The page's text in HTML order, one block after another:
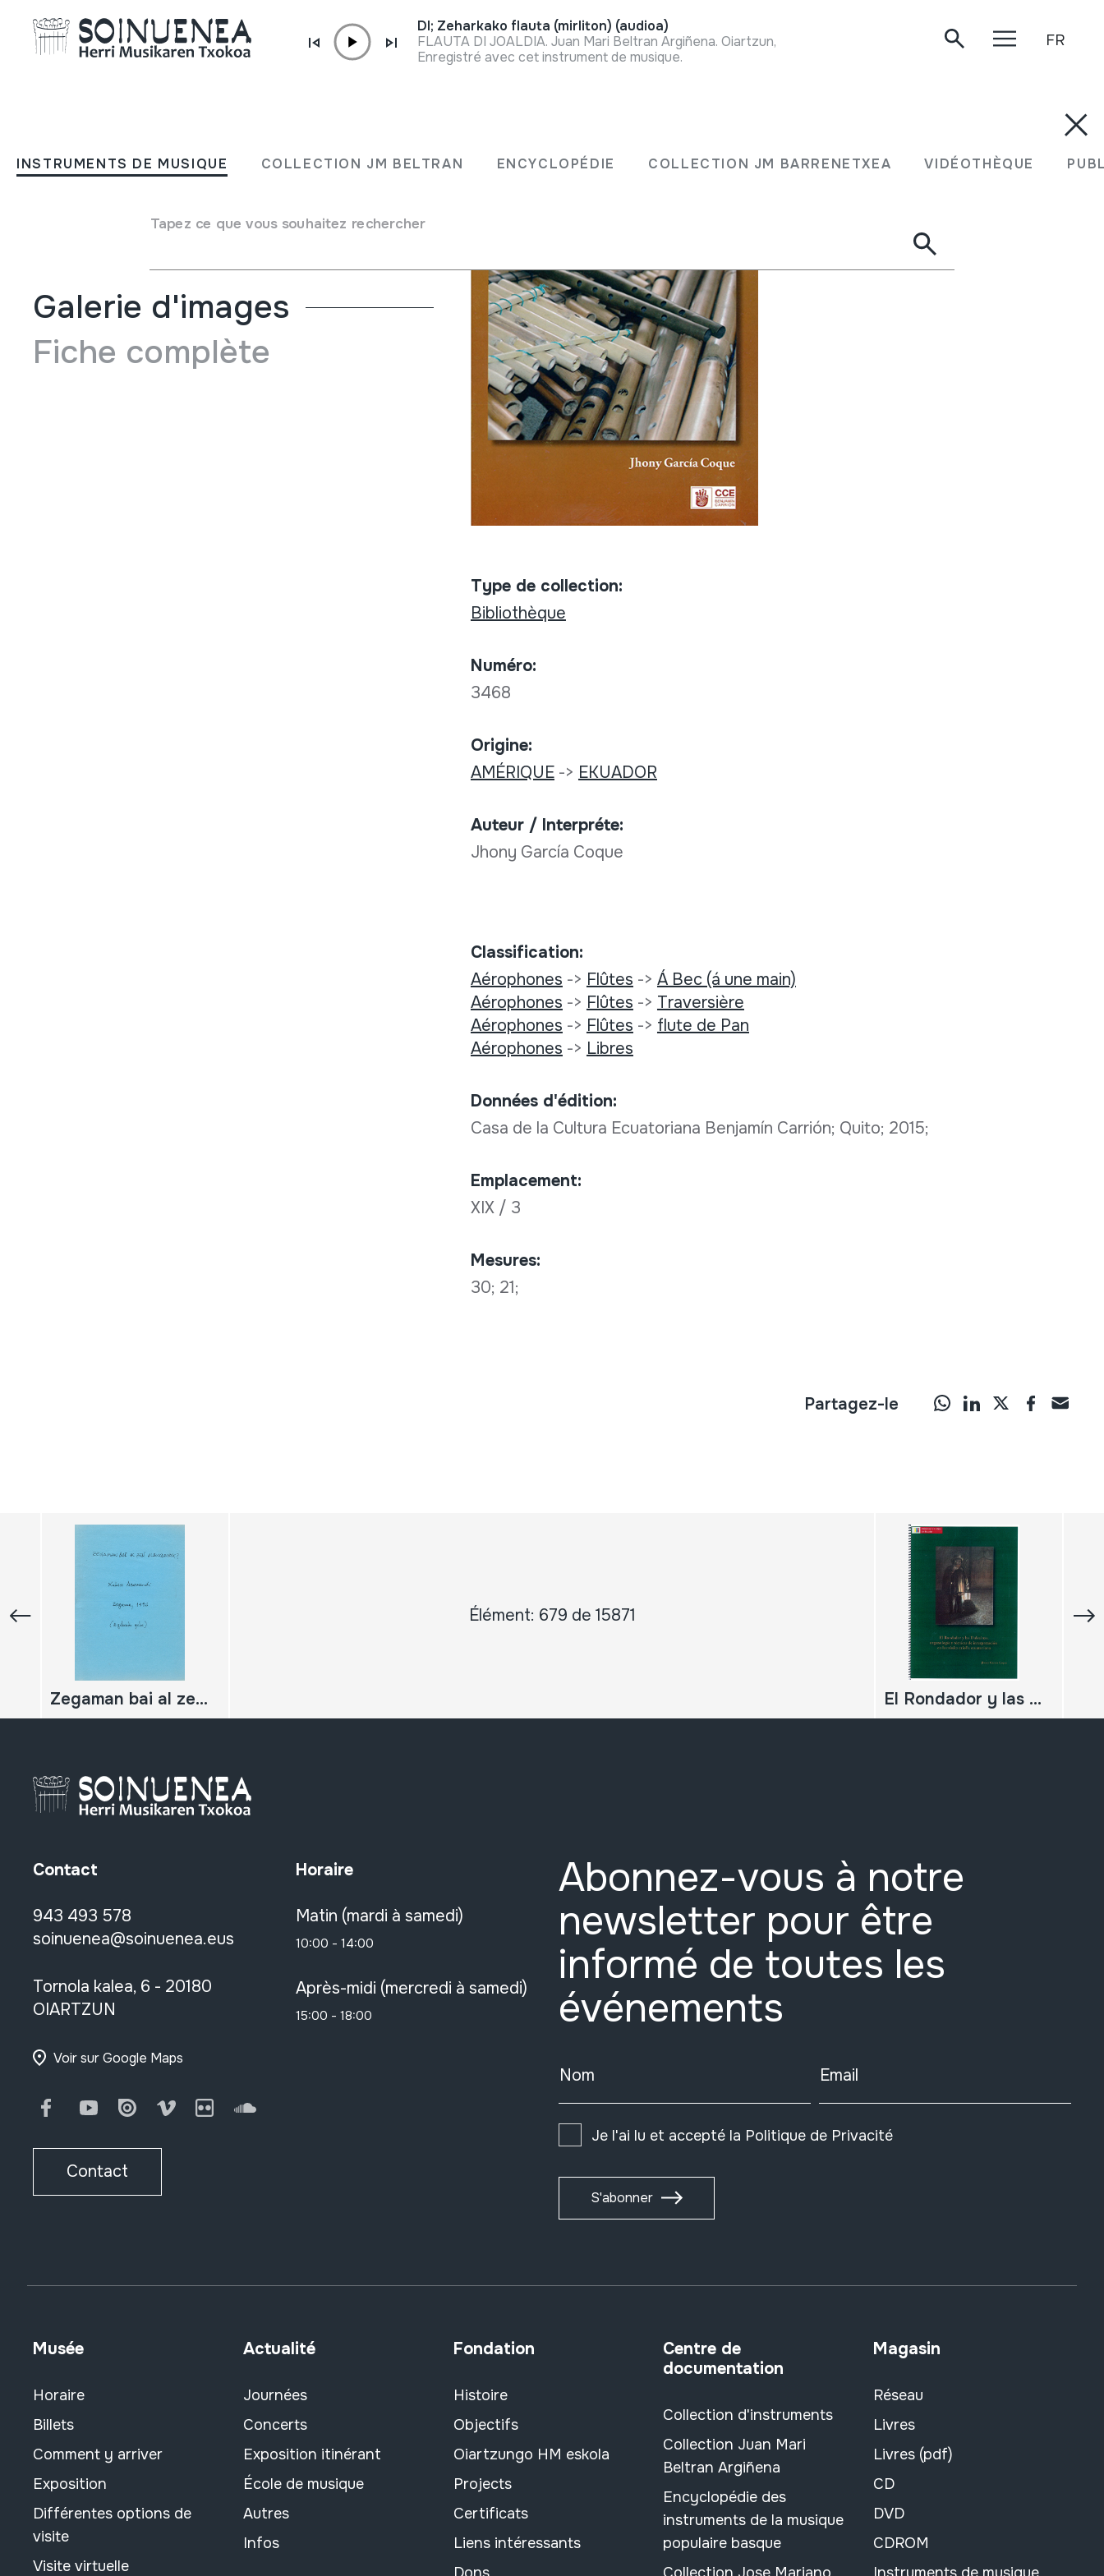
INSTRUMENTS DE MUSIQUE COLLECTION JM BELTRAN ENCYCLOPÉDIE COLLECTION JM BARRENETXEA VIDÉOTHÈQUE
Tapez ce que vous souhaitez rechercher
DI; Zeharkako flauta (mirliton) (audioa)
FLAUTA DI JOALDIA. Juan Mari Beltran Argiñena. Oiartzun, 2020-04-11.
Enregistré avec cet instrument de musique.
FR
Aerófonos Andinos del Ecuador
Bibliothèque
Galerie d'images
Fiche complète
Type de collection:
Bibliothèque
Numéro:
3468
Origine:
AMÉRIQUE-> EKUADOR
Auteur / Interpréte:
Jhony García Coque
Classification:
Aérophones -> Flûtes -> Á Bec (á une main)
Aérophones -> Flûtes -> Traversière
Aérophones -> Flûtes -> flute de Pan
Aérophones -> Libres
Données d'édition:
Casa de la Cultura Ecuatoriana Benjamín Carrión; Quito; 2015;
Emplacement:
XIX / 3
Mesures:
30; 21;
Partagez-le
Élément: 679 de 15871
Zegaman bai al zen albokalaririk? El Rondador y las Dulzainas, organología y técnicas de interpretación en la música criolla ecuatoriana
Contact
943 493 578
soinuenea@soinuenea.eus
Tornola kalea, 6 - 20180
OIARTZUN
Voir sur Google Maps
FacebookYoutubeIssuu Vimeo FlickrSoundCloud
Contact
Horaire
Matin (mardi à samedi)
10:00 - 14:00
Après-midi (mercredi à samedi)
15:00 - 18:00
Abonnez-vous à notre
newsletter pour être
informé de toutes les
événements
Nom Email
Je l'ai lu et accepté la Politique de Privacité
S'abonner
Musée
Horaire
Billets
Comment y arriver
Exposition
Différentes options de
visite
Visite virtuelle
Actualité
Journées
Concerts
Exposition itinérant
École de musique
Autres
Infos
Fondation
Histoire
Objectifs
Oiartzungo HM eskola
Projects
Certificats
Liens intéressants
Centre de
documentation
Collection d'instruments
Collection Juan Mari
Beltran Argiñena
Encyclopédie des
instruments de la musique
populaire basque
Magasin
Réseau
Livres
Livres (pdf)
CD
DVD
CDROM